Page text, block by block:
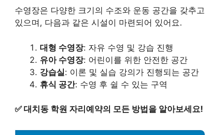
수영장은 다양한 크기의 수조와 운동 공간을 갖추고
있으며, 다음과 같은 시설이 마련되어 있어요.
대형 수영장: 자유 수영 및 강습 진행
유아 수영장: 어린이를 위한 안전한 공간
강습실: 이론 및 실습 강의가 진행되는 공간
휴식 공간: 수영 후 쉴 수 있는 구역
✅대치동 학원 자리예약의 모든 방법을 알아보세요!